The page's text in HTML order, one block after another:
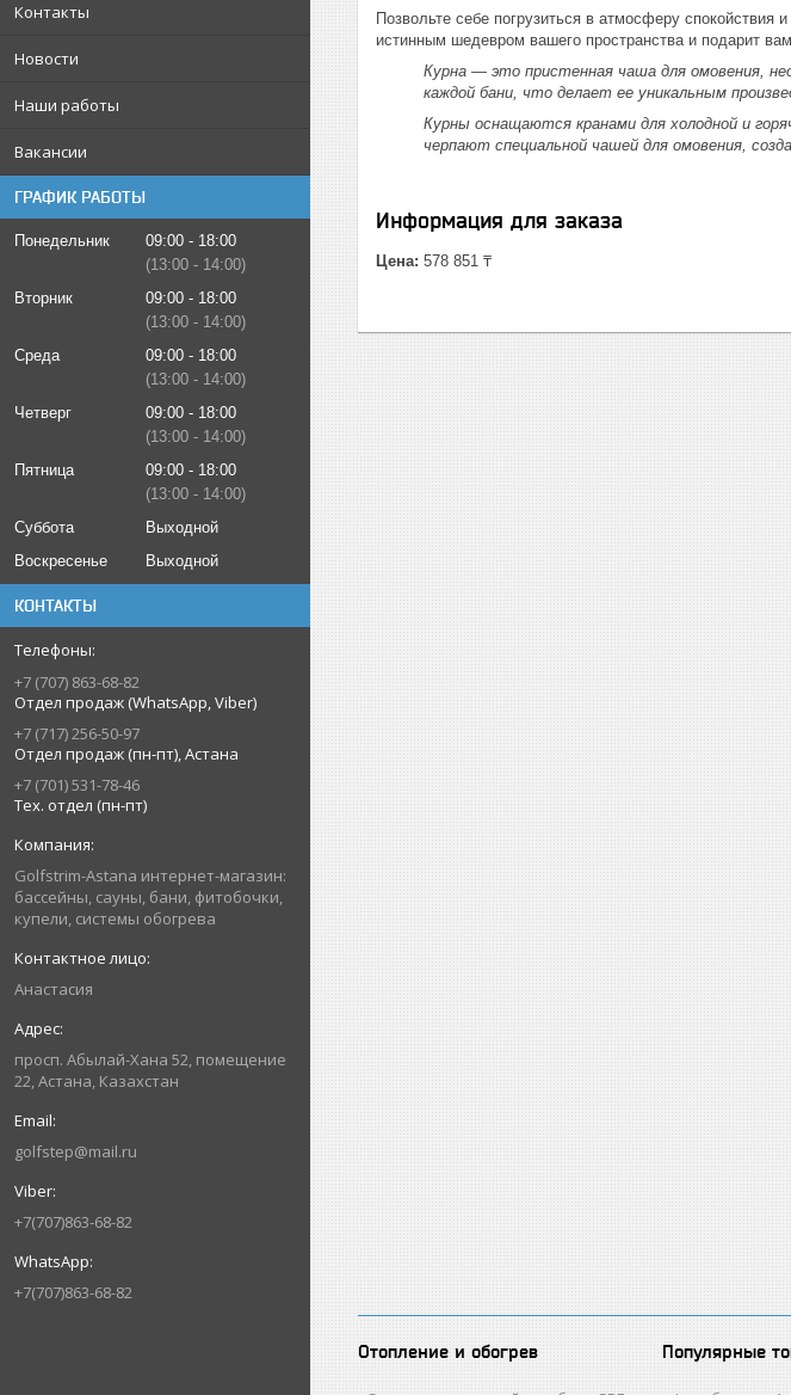
Контакты
Новости
Наши работы
Вакансии
ГРАФИК РАБОТЫ
Понедельник 09:00
18:00
13:00
14:00
Вторник
09:00
18:00
13:00
14:00
Среда
09:00
18:00
13:00
14:00
Четверг
09:00
18:00
13:00
14:00
Пятница
09:00
18:00
13:00
14:00
Суббота
Выходной
Воскресенье
Выходной
КОНТАКТЫ
+7 (707) 863-68-82
Отдел продаж (WhatsApp, Viber)
+7 (717) 256-50-97
Отдел продаж (пн-пт), Астана
+7 (701) 531-78-46
Тех. отдел (пн-пт)
Golfstrim-Astana интернет-магазин:
бассейны, сауны, бани, фитобочки,
купели, системы обогрева
Анастасия
просп. Абылай-Хана 52, помещение
22, Астана, Казахстан
golfstep@mail.ru
+7(707)863-68-82
+7(707)863-68-82
Позвольте себе погрузиться в атмосферу
истинным шедевром вашего пространства и подарит
Курна — это пристенная чаша для омовения,
каждой бани, что делает ее уникальным
Курны оснащаются кранами для холодной и
черпают специальной чашей для омовения,
Информация для заказа
Цена: 578 851 ₸
Отопление и обогрев Популярные